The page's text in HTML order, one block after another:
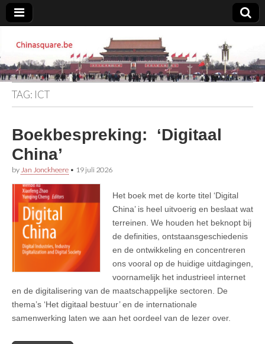
Chinasquare.be
TAG: ICT
Boekbespreking: ‘Digitaal
China’
by Jan Jonckheere • 19 juli 2026
Het boek met de korte titel ‘Digital
China’ is heel uitvoerig en beslaat wat
terreinen. We houden het beknopt bij
de definities, ontstaansgeschiedenis
en de ontwikkeling en concentreren
ons vooral op de huidige uitdagingen,
voornamelijk het industrieel internet
en de digitalisering van de maatschappelijke sectoren. De
thema’s ‘Het digitaal bestuur’ en de internationale
samenwerking laten we aan het oordeel van de lezer over.